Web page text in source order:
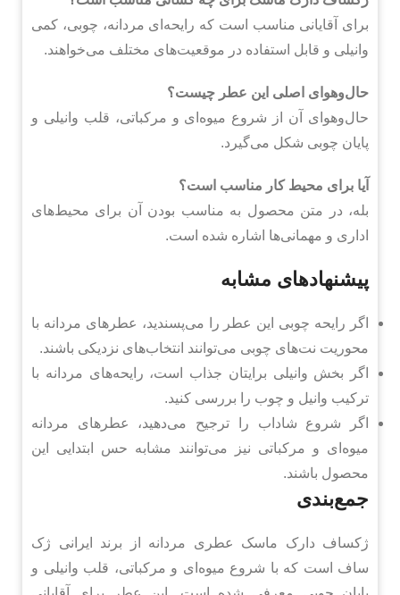
برای آقایانی مناسب است که رایحه‌ای مردانه، چوبی، کمی
وانیلی و قابل استفاده در موقعیت‌های مختلف می‌خواهند.
حال‌وهوای اصلی این عطر چیست؟
حال‌وهوای آن از شروع میوه‌ای و مرکباتی، قلب وانیلی و
پایان چوبی شکل می‌گیرد.
آیا برای محیط کار مناسب است؟
بله، در متن محصول به مناسب بودن آن برای محیط‌های
اداری و مهمانی‌ها اشاره شده است.
پیشنهادهای مشابه
اگر رایحه چوبی این عطر را می‌پسندید، عطرهای مردانه با
محوریت نت‌های چوبی می‌توانند انتخاب‌های نزدیکی باشند.
اگر بخش وانیلی برایتان جذاب است، رایحه‌های مردانه با
ترکیب وانیل و چوب را بررسی کنید.
اگر شروع شاداب را ترجیح می‌دهید، عطرهای مردانه
میوه‌ای و مرکباتی نیز می‌توانند مشابه حس ابتدایی این
محصول باشند.
جمع‌بندی
ژکساف دارک ماسک عطری مردانه از برند ایرانی ژک
ساف است که با شروع میوه‌ای و مرکباتی، قلب وانیلی و